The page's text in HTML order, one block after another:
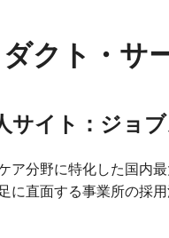
クト・サ
サイト：ジョ
ア分野に特化した国内
に直面する事業所の採用